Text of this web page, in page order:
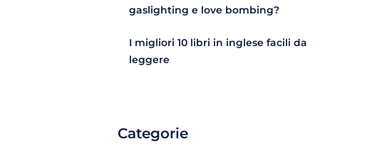
gaslighting e love bombing?
I migliori 10 libri in inglese facili da
leggere
Categorie